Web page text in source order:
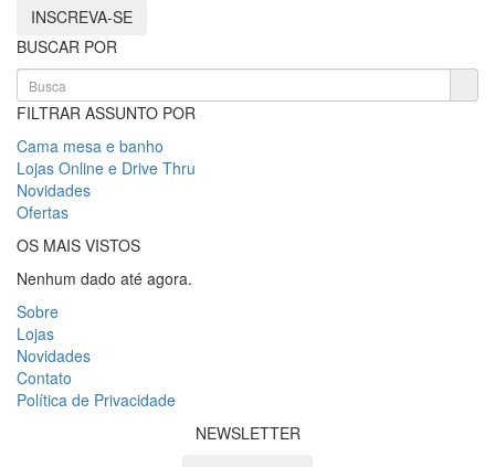
INSCREVA-SE
BUSCAR POR
FILTRAR ASSUNTO POR
Cama mesa e banho
Lojas Online e Drive Thru
Novidades
Ofertas
OS MAIS VISTOS
Nenhum dado até agora.
Sobre
Lojas
Novidades
Contato
Política de Privacidade
NEWSLETTER